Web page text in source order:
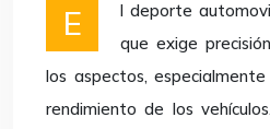
El deporte automovilístico es una disciplina
que exige
los aspectos,
rendimiento de los